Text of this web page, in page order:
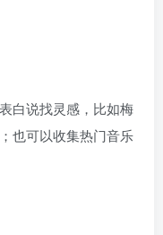
白说找灵感，比如梅
也可以收集热门音乐